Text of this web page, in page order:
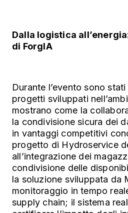
Dalla logistica
di ForgIA
Durante l’evento sono
progetti sviluppati
mostrano come la
la condivisione sicura dei
in vantaggi competitivi
progetto di Hydroservice
all’integrazione dei
condivisione delle
la soluzione sviluppata da
monitoraggio in tempo
supply chain; il sistema